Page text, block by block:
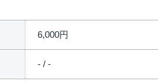
6,000円
- / -